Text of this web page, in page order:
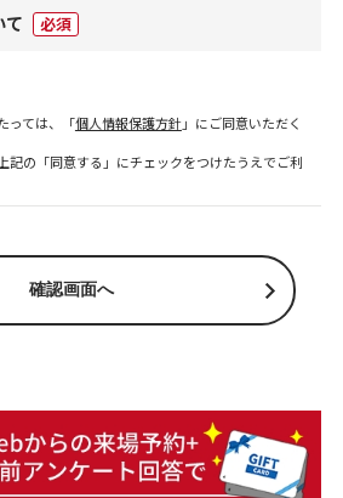
て 必須
っては、「個人情報保護方針」にご同意いただく
記の「同意する」にチェックをつけたうえでご利